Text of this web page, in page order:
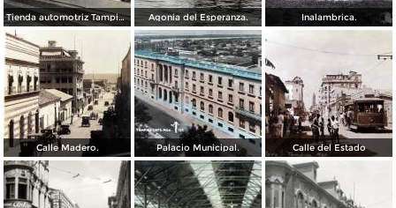
Tienda automotriz Tampico, Tamaulipas ( Fechada el 25 de Junioo de 1951 ). Agonia del Esperanza. Inalambrica.
Calle Madero. Palacio Municipal. Calle del Estado